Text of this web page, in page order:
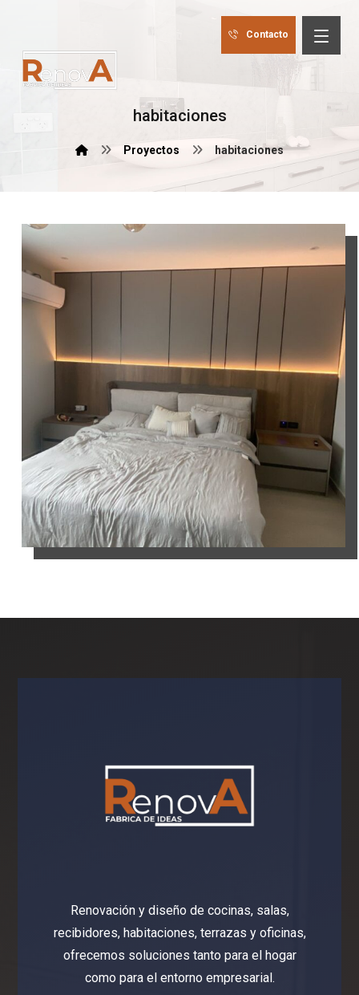
Contacto
habitaciones
Proyectos habitaciones
Renovación y diseño de cocinas, salas,
recibidores, habitaciones, terrazas y oficinas,
ofrecemos soluciones tanto para el hogar
como para el entorno empresarial.